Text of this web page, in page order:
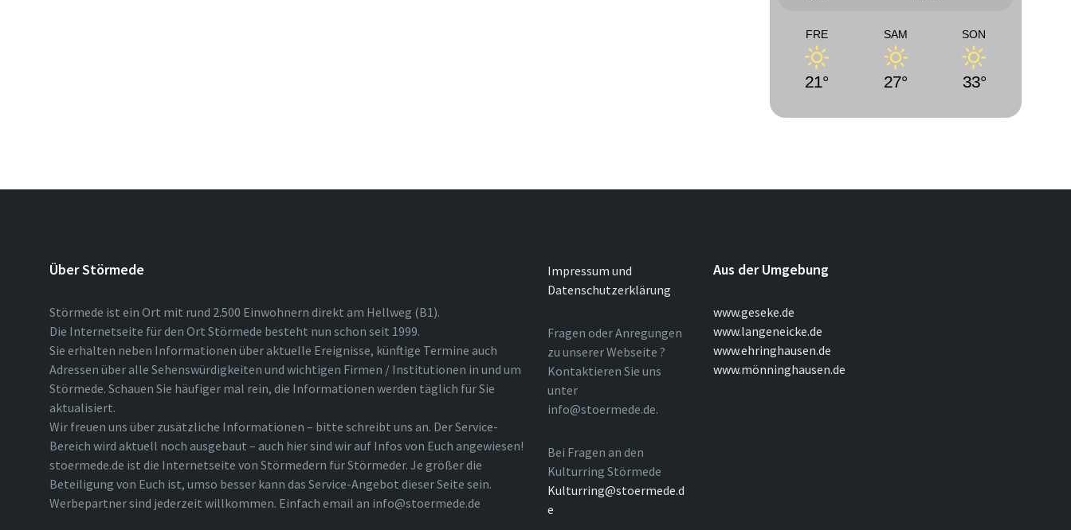
FRE
21°
SAM
27°
SON
33°
Über Störmede
Störmede ist ein Ort mit rund 2.500 Einwohnern direkt am Hellweg (B1).
Die Internetseite für den Ort Störmede besteht nun schon seit 1999.
Sie erhalten neben Informationen über aktuelle Ereignisse, künftige Termine auch
Adressen über alle Sehenswürdigkeiten und wichtigen Firmen / Institutionen in und um
Störmede. Schauen Sie häufiger mal rein, die Informationen werden täglich für Sie
aktualisiert.
Wir freuen uns über zusätzliche Informationen – bitte schreibt uns an. Der Service-
Bereich wird aktuell noch ausgebaut – auch hier sind wir auf Infos von Euch angewiesen!
stoermede.de ist die Internetseite von Störmedern für Störmeder. Je größer die
Beteiligung von Euch ist, umso besser kann das Service-Angebot dieser Seite sein.
Werbepartner sind jederzeit willkommen. Einfach email an info@stoermede.de
Impressum und
Datenschutzerklärung
Fragen oder Anregungen
zu unserer Webseite ?
Kontaktieren Sie uns
unter
info@stoermede.de.
Bei Fragen an den
Kulturring Störmede
Kulturring@stoermede.d
e
Aus der Umgebung
www.geseke.de
www.langeneicke.de
www.ehringhausen.de
www.mönninghausen.de